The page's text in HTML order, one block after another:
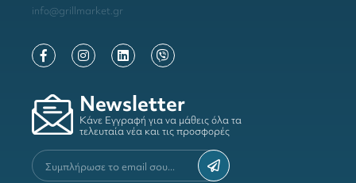
info@grillmarket.gr
Newsletter
Κάνε Εγγραφή για να μάθεις όλα τα
τελευταία νέα και τις προσφορές